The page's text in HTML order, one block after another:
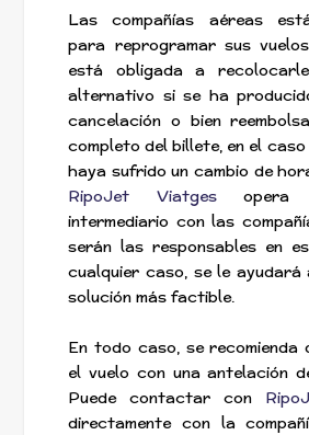
Las compañías aéreas
para reprogramar sus
está obligada a
alternativo si se ha
cancelación o bien
completo del billete, en el caso
haya sufrido un cambio de
RipoJet Viatgesopera
intermediario con las
serán las responsables en
cualquier caso, se le
solución más factible.
En todo caso, se recomienda
el vuelo con una antelación
Puede contactar con
directamente con la